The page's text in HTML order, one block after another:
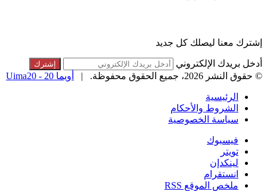
إشترك معنا ليصلك كل جديد
أدخل بريدك الإلكتروني
© حقوق النشر 2026، جميع الحقوق محفوظة. |
أويما 20 - Uima20
الرئيسية
الشروط والأحكام
سياسة الخصوصية
فيسبوك
تويتر
لينكدإن
انستقرام
ملخص الموقع RSS